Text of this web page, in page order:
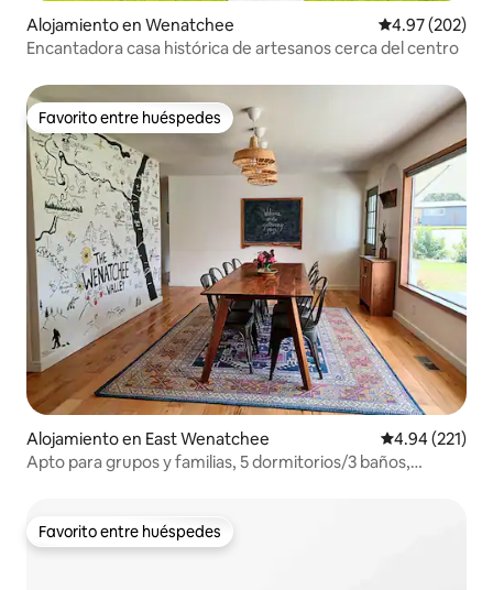
Alojamiento en Wenatchee Calificación
4.97 (202)
Encantadora casa histórica de artesanos cerca del centro
Favorito entre huéspedes
Favorito entre huéspedes
Alojamiento en East Wenatchee Calificación
4.94 (221)
Apto para grupos y familias, 5 dormitorios/3 baños,
Favorito entre huéspedes
Favorito entre huéspedes